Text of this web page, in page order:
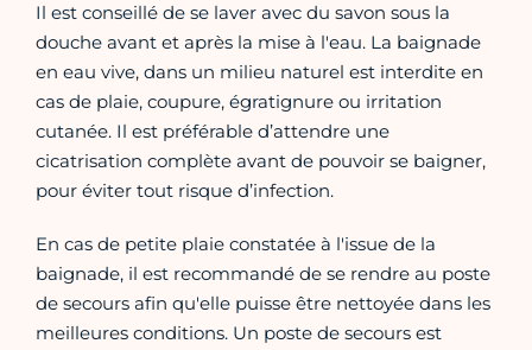
Il est conseillé de se laver avec du savon sous la
douche avant et après la mise à l'eau. La baignade
en eau vive, dans un milieu naturel est interdite en
cas de plaie, coupure, égratignure ou irritation
cutanée. Il est préférable d’attendre une
cicatrisation complète avant de pouvoir se baigner,
pour éviter tout risque d’infection.
En cas de petite plaie constatée à l'issue de la
baignade, il est recommandé de se rendre au poste
de secours afin qu'elle puisse être nettoyée dans les
meilleures conditions. Un poste de secours est